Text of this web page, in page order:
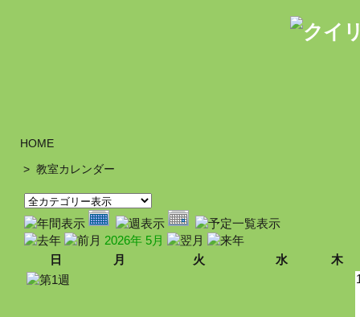
HOME
> 教室カレンダー
2026年 5月
日
月 火 水
木